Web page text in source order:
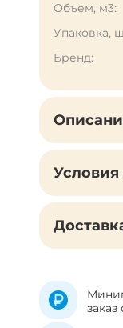
Объем, м3:
Упаковка,
Бренд:
Условия